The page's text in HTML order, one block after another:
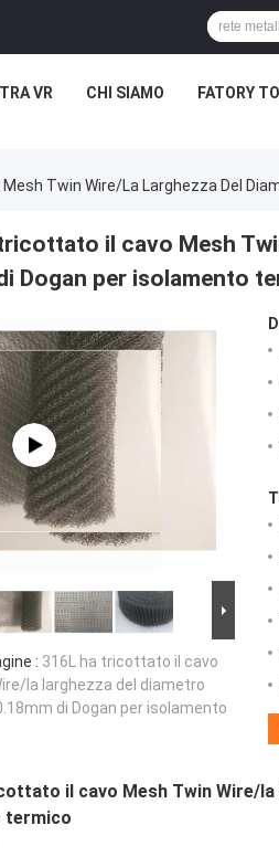
VR CHI SIAMO FATORY
Twin Wire/la Larghezza Del
il cavo Mesh
Dogan per isolamento
: 316L ha tricottato il cavo
la larghezza del diametro
di Dogan per isolamento
il cavo Mesh Twin Wire/
termico